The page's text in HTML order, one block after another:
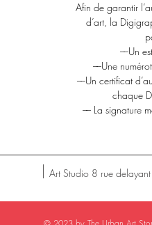
Afin de garantir
d’art, la
––Un
––Une
––Un certificat
chaque
–– La signature
Art Studio 8 rue